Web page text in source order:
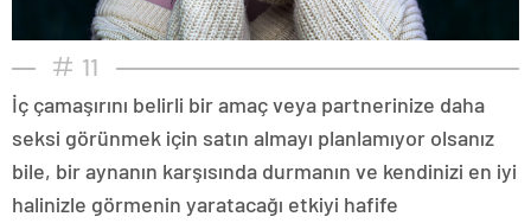
11
İç çamaşırını belirli bir amaç veya partnerinize daha
seksi görünmek için satın almayı planlamıyor olsanız
bile, bir aynanın karşısında durmanın ve kendinizi en iyi
halinizle görmenin yaratacağı etkiyi hafife